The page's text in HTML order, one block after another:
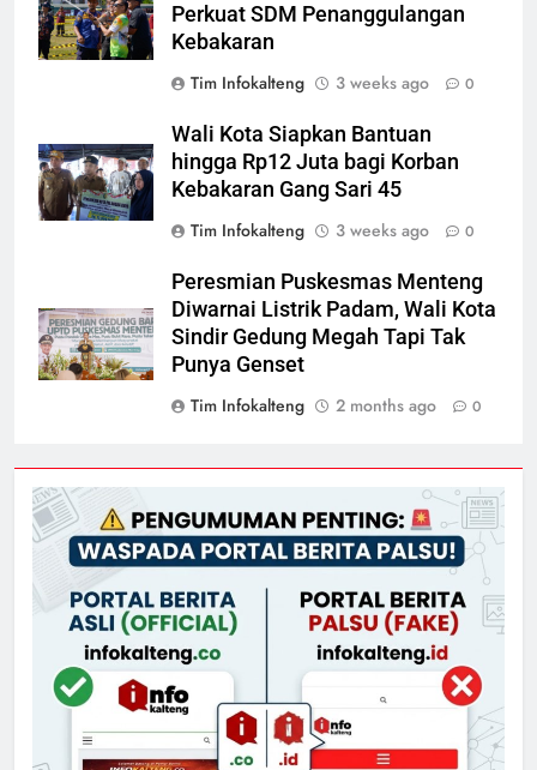
Perkuat SDM Penanggulangan
Kebakaran
Tim Infokalteng
3 weeks ago 0
Wali Kota Siapkan Bantuan
hingga Rp12 Juta bagi Korban
Kebakaran Gang Sari 45
Tim Infokalteng
3 weeks ago 0
Peresmian Puskesmas Menteng
Diwarnai Listrik Padam, Wali Kota
Sindir Gedung Megah Tapi Tak
Punya Genset
Tim Infokalteng
2 months ago 0